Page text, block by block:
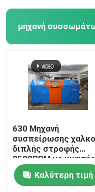
μηχανή
630 Μηχανή
συσπείρωσης
διπλής στροφής
2500RPM με
Siemens
Καλύτερη τιμή